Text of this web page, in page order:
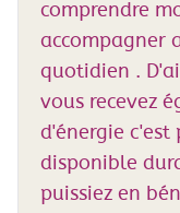
comprendre
accompagner
quotidien .
vous recevez
d'énergie c'est
disponible
puissiez en